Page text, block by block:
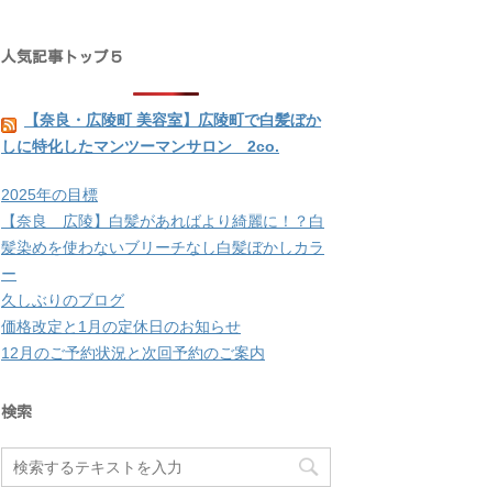
人気記事トップ５
【奈良・広陵町 美容室】広陵町で白髪ぼか
しに特化したマンツーマンサロン 2co.
2025年の目標
【奈良 広陵】白髪があればより綺麗に！？白
髪染めを使わないブリーチなし白髪ぼかしカラ
ー
久しぶりのブログ
価格改定と1月の定休日のお知らせ
12月のご予約状況と次回予約のご案内
検索